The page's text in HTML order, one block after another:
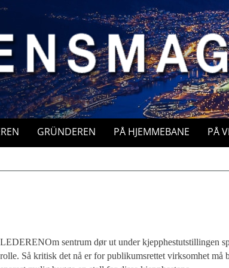
GRÜNDEREN PÅ HJEMMEBANE PÅ
LEDERENOm sentrum dør ut under kjepphestutstillingen
rolle. Så kritisk det nå er for publikumsrettet virksomhet må